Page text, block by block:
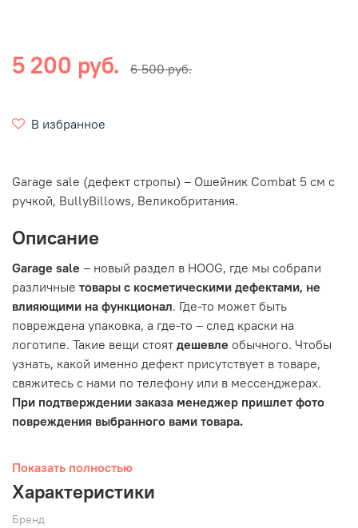
5 200 руб. 6 500 руб.
В избранное
Garage sale (дефект стропы) – Ошейник Combat 5 см с
ручкой, BullyBillows, Великобритания.
Описание
Garage sale – новый раздел в HOOG, где мы собрали
различные товары с косметическими дефектами, не
влияющими на функционал. Где-то может быть
повреждена упаковка, а где-то – след краски на
логотипе. Такие вещи стоят дешевле обычного. Чтобы
узнать, какой именно дефект присутствует в товаре,
свяжитесь с нами по телефону или в мессенджерах.
При подтверждении заказа менеджер пришлет фото
повреждения выбранного вами товара.
Показать полностью
Характеристики
Бренд